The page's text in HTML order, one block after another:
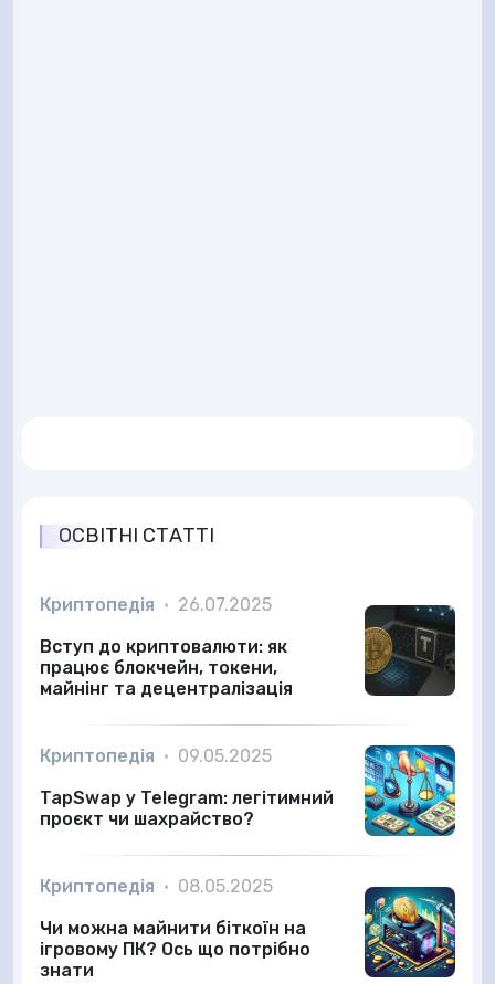
ОСВІТНІ СТАТТІ
Криптопедія • 26.07.2025
Вступ до криптовалюти: як
працює блокчейн, токени,
майнінг та децентралізація
Криптопедія • 09.05.2025
TapSwap у Telegram: легітимний
проєкт чи шахрайство?
Криптопедія • 08.05.2025
Чи можна майнити біткоїн на
ігровому ПК? Ось що потрібно
знати